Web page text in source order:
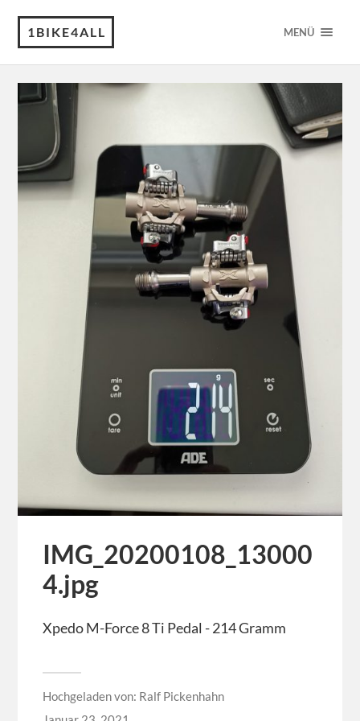
1BIKE4ALL MENÜ
IMG_20200108_13000
4.jpg
Xpedo M-Force 8 Ti Pedal - 214 Gramm
Hochgeladen von: Ralf Pickenhahn